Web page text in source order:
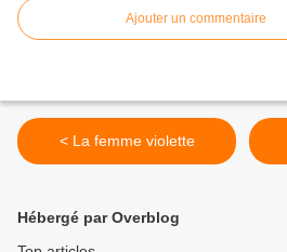
Ajouter un commentaire
< La femme violette
Hébergé par Overblog